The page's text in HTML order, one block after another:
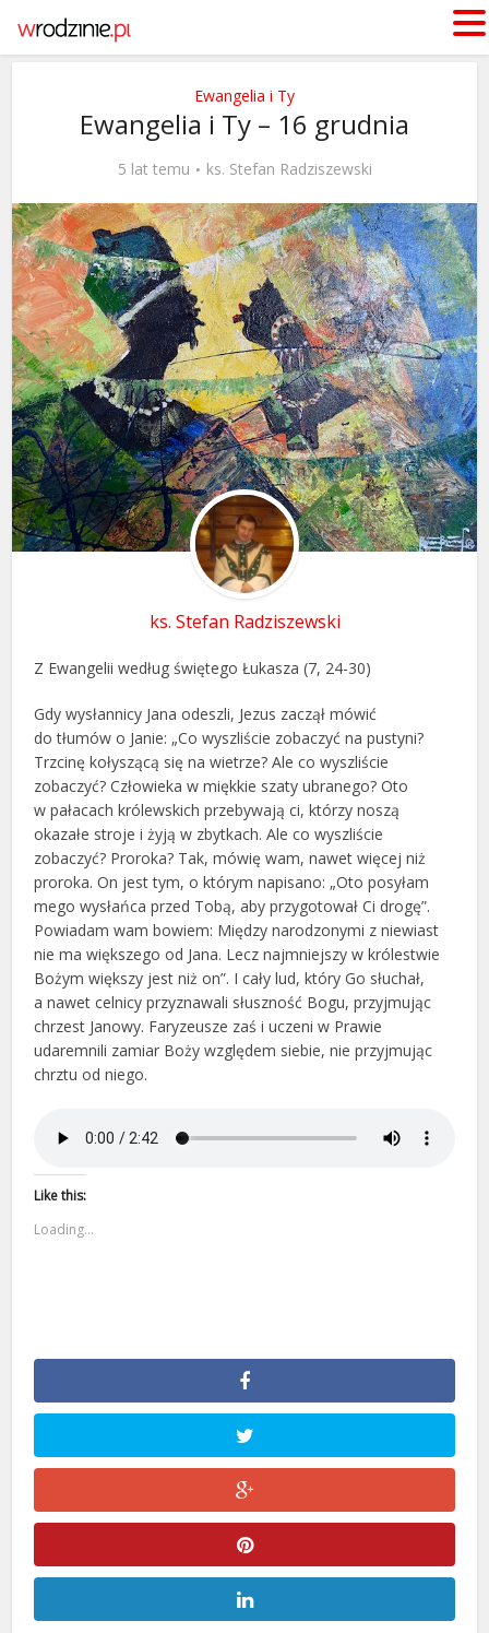
Ewangelia i Ty
Ewangelia i Ty – 16 grudnia
5 lat temu ks. Stefan Radziszewski
ks. Stefan Radziszewski
Z Ewangelii według świętego Łukasza (7, 24-30)
Gdy wysłannicy Jana odeszli, Jezus zaczął mówić
do tłumów o Janie: „Co wyszliście zobaczyć na pustyni?
Trzcinę kołyszącą się na wietrze? Ale co wyszliście
zobaczyć? Człowieka w miękkie szaty ubranego? Oto
w pałacach królewskich przebywają ci, którzy noszą
okazałe stroje i żyją w zbytkach. Ale co wyszliście
zobaczyć? Proroka? Tak, mówię wam, nawet więcej niż
proroka. On jest tym, o którym napisano: „Oto posyłam
mego wysłańca przed Tobą, aby przygotował Ci drogę”.
Powiadam wam bowiem: Między narodzonymi z niewiast
nie ma większego od Jana. Lecz najmniejszy w królestwie
Bożym większy jest niż on”. I cały lud, który Go słuchał,
a nawet celnicy przyznawali słuszność Bogu, przyjmując
chrzest Janowy. Faryzeusze zaś i uczeni w Prawie
udaremnili zamiar Boży względem siebie, nie przyjmując
chrztu od niego.
Like this:
Loading...